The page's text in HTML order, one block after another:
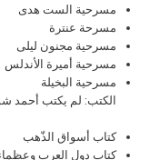
مسرحية الست هدى
مسرحة عنترة
مسرحية مجنون ليلى
مسرحية أميرة الأندلس
مسرحية البخيلة
الكتب: لم يكتب أحمد
كتاب أسواق الذّهب
كتاب دول العرب وعظماء